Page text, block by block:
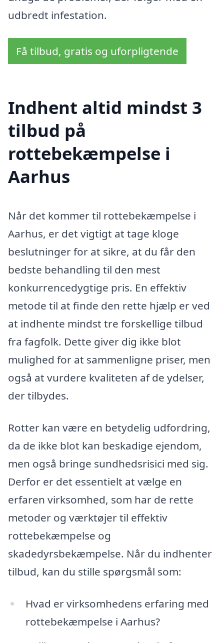
udbredt infestation.
Få tilbud, gratis og uforpligtende
Indhent altid mindst 3
tilbud på
rottebekæmpelse i
Aarhus
Når det kommer til rottebekæmpelse i
Aarhus, er det vigtigt at tage kloge
beslutninger for at sikre, at du får den
bedste behandling til den mest
konkurrencedygtige pris. En effektiv
metode til at finde den rette hjælp er ved
at indhente mindst tre forskellige tilbud
fra fagfolk. Dette giver dig ikke blot
mulighed for at sammenligne priser, men
også at vurdere kvaliteten af de ydelser,
der tilbydes.
Rotter kan være en betydelig udfordring,
da de ikke blot kan beskadige ejendom,
men også bringe sundhedsrisici med sig.
Derfor er det essentielt at vælge en
erfaren virksomhed, som har de rette
metoder og værktøjer til effektiv
rottebekæmpelse og
skadedyrsbekæmpelse. Når du indhenter
tilbud, kan du stille spørgsmål som:
Hvad er virksomhedens erfaring med
rottebekæmpelse i Aarhus?